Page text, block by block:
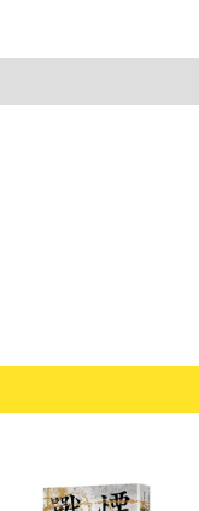
》《黃昏裡的男孩
藏版)》《錄像帶電
化、政治、時事觀
中國》《呼喊與細